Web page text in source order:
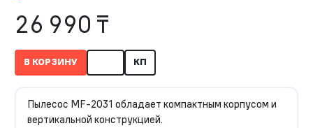
26 990 ₸
В КОРЗИНУ КП
Пылесос MF-2031 обладает компактным корпусом и
вертикальной конструкцией.